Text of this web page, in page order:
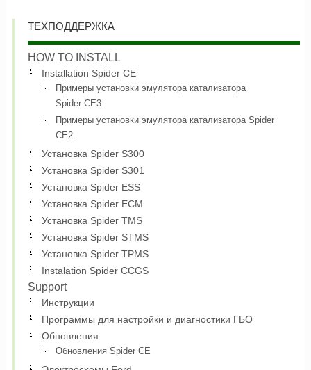
ТЕХПОДДЕРЖКА
HOW TO INSTALL
Installation Spider CE
Примеры установки эмулятора катализатора
Spider-CE3
Примеры установки эмулятора катализатора Spider
CE2
Установка Spider S300
Установка Spider S301
Установка Spider ESS
Установка Spider ECM
Установка Spider TMS
Установка Spider STMS
Установка Spider TPMS
Instalation Spider CCGS
Support
Инструкции
Программы для настройки и диагностики ГБО
Обновления
Обновления Spider CE